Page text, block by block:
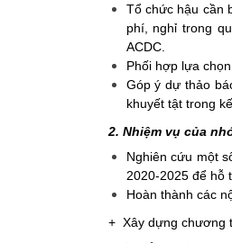
Tổ chức hậu cần
phí, nghỉ trong
ACDC.
Phối hợp lựa
Góp ý dự thảo
khuyết tật trong
2. Nhiệm vụ của
Nghiên cứu một
2020-2025 để hỗ
Hoàn thành các
+ Xây dựng chương